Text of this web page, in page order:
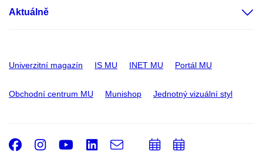
Aktuálně
Univerzitní magazín IS MU INET MU Portál MU
Obchodní centrum MU Munishop Jednotný vizuální styl
Facebook
Instagram
Youtube
LinkedIn
e-
PřidatPřidat